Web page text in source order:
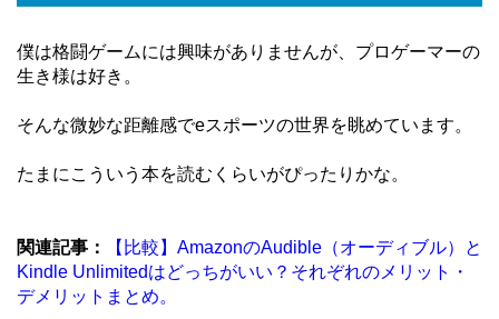
僕は格闘ゲームには興味がありませんが、プロゲーマーの
生き様は好き。
そんな微妙な距離感でeスポーツの世界を眺めています。
たまにこういう本を読むくらいがぴったりかな。
関連記事：
【比較】AmazonのAudible（オーディブル）と
Kindle Unlimitedはどっちがいい？それぞれのメリット・
デメリットまとめ。